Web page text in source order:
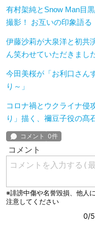
有村架純とSnow Man目
撮影！ お互いの印象語る
伊藤沙莉が大泉洋と初共
ん笑わせていただきました
今田美桜が「お利口さん
り～」
コロナ禍とウクライナ侵
り」描く、禰豆子役の髙